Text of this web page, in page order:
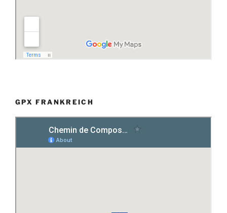
GPX FRANKREICH